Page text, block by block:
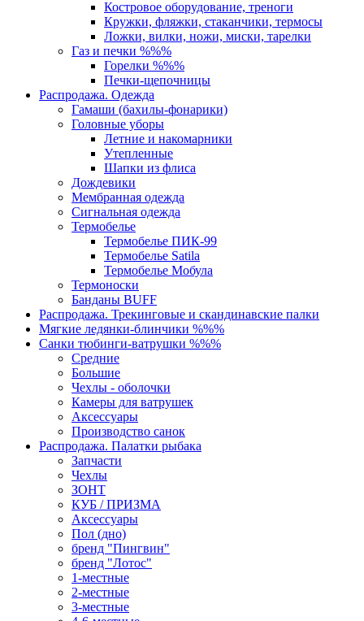
Костровое оборудование, треноги
Кружки, фляжки, стаканчики, термосы
Ложки, вилки, ножи, миски, тарелки
Газ и печки %%%
Горелки %%%
Печки-щепочницы
Распродажа. Одежда
Гамаши (бахилы-фонарики)
Головные уборы
Летние и накомарники
Утепленные
Шапки из флиса
Дождевики
Мембранная одежда
Сигнальная одежда
Термобелье
Термобелье ПИК-99
Термобелье Satila
Термобелье Мобула
Термоноски
Банданы BUFF
Распродажа. Трекинговые и скандинавские палки
Мягкие ледянки-блинчики %%%
Санки тюбинги-ватрушки %%%
Средние
Большие
Чехлы - оболочки
Камеры для ватрушек
Аксессуары
Производство санок
Распродажа. Палатки рыбака
Запчасти
Чехлы
ЗОНТ
КУБ / ПРИЗМА
Аксессуары
Пол (дно)
бренд "Пингвин"
бренд "Лотос"
1-местные
2-местные
3-местные